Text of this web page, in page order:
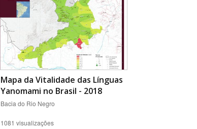
Mapa da Vitalidade das Línguas
Yanomami no Brasil - 2018
Bacia do Rio Negro
1081 visualizações